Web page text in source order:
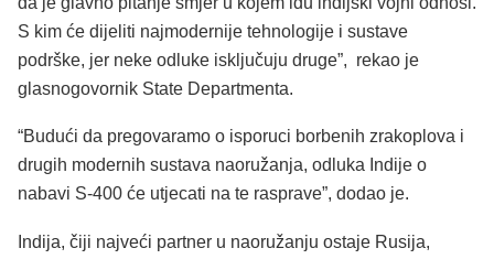
S kim će dijeliti najmodernije tehnologije i sustave
podrške, jer neke odluke isključuju druge”, rekao je
glasnogovornik State Departmenta.
“Budući da pregovaramo o isporuci borbenih zrakoplova i
drugih modernih sustava naoružanja, odluka Indije o
nabavi S-400 će utjecati na te rasprave”, dodao je.
Indija, čiji najveći partner u naoružanju ostaje Rusija,